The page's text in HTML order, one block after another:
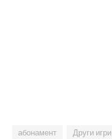
абонамент Други игри